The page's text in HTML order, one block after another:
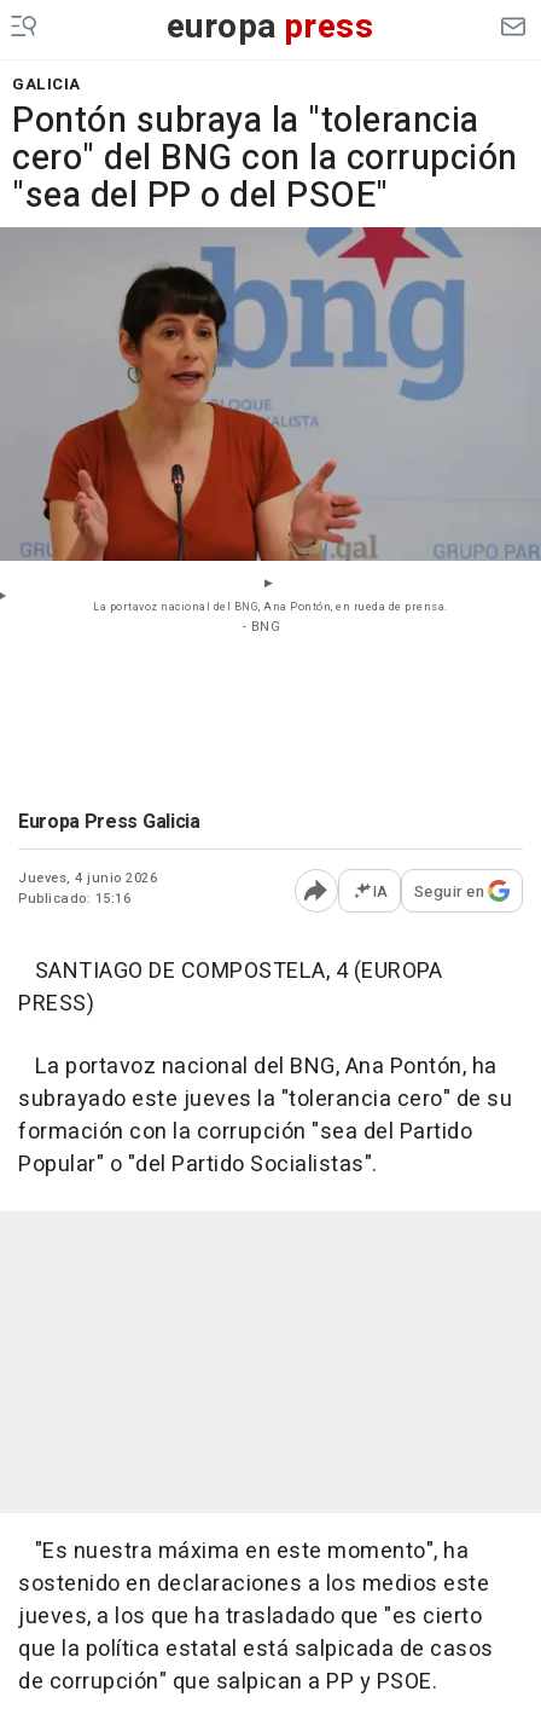
europa press
GALICIA
Pontón subraya la "tolerancia
cero" del BNG con la corrupción
"sea del PP o del PSOE"
La portavoz nacional del BNG, Ana Pontón, en rueda de prensa.
- BNG
Europa Press Galicia
Jueves, 4 junio 2026
Publicado: 15:16
Abrir opciones para
IA Seguir en
SANTIAGO DE COMPOSTELA, 4 (EUROPA
PRESS)
La portavoz nacional del BNG, Ana Pontón, ha
subrayado este jueves la "tolerancia cero" de su
formación con la corrupción "sea del Partido
Popular" o "del Partido Socialistas".
"Es nuestra máxima en este momento", ha
sostenido en declaraciones a los medios este
jueves, a los que ha trasladado que "es cierto
que la política estatal está salpicada de casos
de corrupción" que salpican a PP y PSOE.